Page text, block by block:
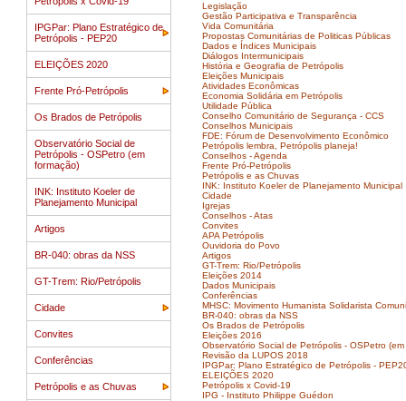
IPGPar: Plano Estratégico de
Petrópolis - PEP20
ELEIÇÕES 2020
Frente Pró-Petrópolis
Os Brados de Petrópolis
Observatório Social de
Petrópolis - OSPetro (em
formação)
INK: Instituto Koeler de
Planejamento Municipal
Artigos
BR-040: obras da NSS
GT-Trem: Rio/Petrópolis
Cidade
Convites
Conferências
Petrópolis e as Chuvas
Legislação
Gestão Participativa e Transparência
Vida Comunitária
Propostas Comunitárias de Politicas Públicas
Dados e Índices Municipais
Diálogos Intermunicipais
História e Geografia de Petrópolis
Eleições Municipais
Atividades Econômicas
Economia Solidária em Petrópolis
Utilidade Pública
Conselho Comunitário de Segurança - CCS
Conselhos Municipais
FDE: Fórum de Desenvolvimento Econômico
Petrópolis lembra, Petrópolis planeja!
Conselhos - Agenda
Frente Pró-Petrópolis
Petrópolis e as Chuvas
INK: Instituto Koeler de Planejamento Municipal
Cidade
Igrejas
Conselhos - Atas
Convites
APA Petrópolis
Ouvidoria do Povo
Artigos
GT-Trem: Rio/Petrópolis
Eleições 2014
Dados Municipais
Conferências
MHSC: Movimento Humanista Solidarista
BR-040: obras da NSS
Os Brados de Petrópolis
Eleições 2016
Observatório Social de Petrópolis - OSPetro
Revisão da LUPOS 2018
IPGPar: Plano Estratégico de Petrópolis -
ELEIÇÕES 2020
Petrópolis x Covid-19
IPG - Instituto Philippe Guédon